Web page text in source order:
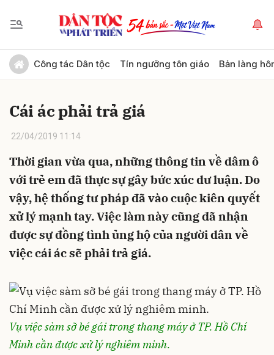
Công tác Dân tộc Tín ngưỡng tôn giáo Bản làng
Cái ác phải trả giá
22/04/2019 11:14
Thời gian vừa qua, những thông tin về dâm ô
với trẻ em đã thực sự gây bức xúc dư luận. Do
vậy, hệ thống tư pháp đã vào cuộc kiên quyết
xử lý mạnh tay. Việc làm này cũng đã nhận
được sự đồng tình ủng hộ của người dân về
việc cái ác sẽ phải trả giá.
Vụ việc sàm sỡ bé gái trong thang máy ở TP. Hồ Chí
Minh cần được xử lý nghiêm minh.
Gửi bình luận
Hủy Gửi